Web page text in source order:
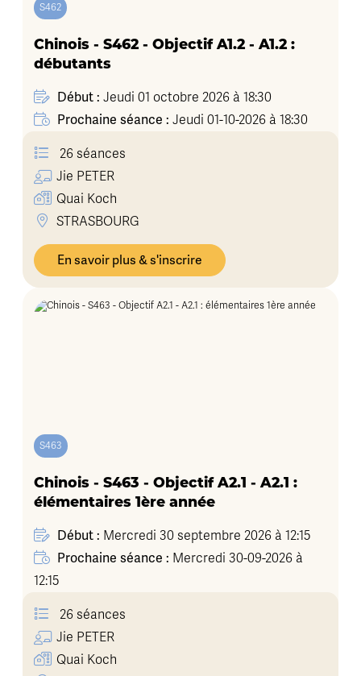
S462
Chinois - S462 - Objectif A1.2 - A1.2 :
débutants
Début : Jeudi 01 octobre 2026 à 18:30
Prochaine séance : Jeudi 01-10-2026 à 18:30
26 séances
Jie PETER
Quai Koch
STRASBOURG
En savoir plus & s'inscrire
S463
Chinois - S463 - Objectif A2.1 - A2.1 :
élémentaires 1ère année
Début : Mercredi 30 septembre 2026 à 12:15
Prochaine séance : Mercredi 30-09-2026 à
12:15
26 séances
Jie PETER
Quai Koch